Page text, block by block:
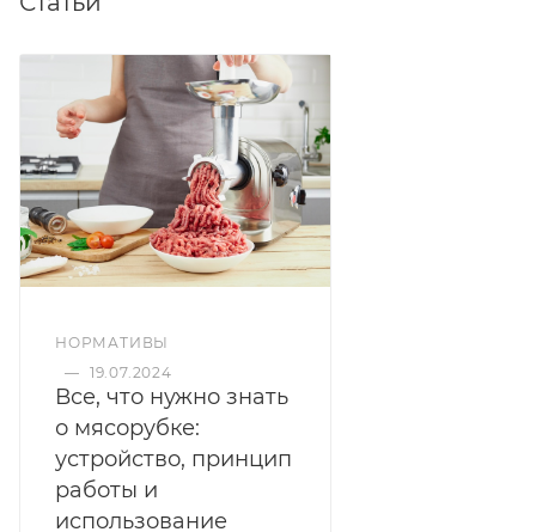
НОРМАТИВЫ
— 19.07.2024
Все, что нужно знать
о мясорубке:
устройство, принцип
работы и
использование